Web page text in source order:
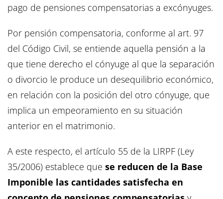
pago de pensiones compensatorias a excónyuges.
Por pensión compensatoria, conforme al art. 97
del Código Civil, se entiende aquella pensión a la
que tiene derecho el cónyuge al que la separación
o divorcio le produce un desequilibrio económico,
en relación con la posición del otro cónyuge, que
implica un empeoramiento en su situación
anterior en el matrimonio.
A este respecto, el artículo 55 de la LIRPF (Ley
35/2006) establece que se reducen de la Base
Imponible las cantidades satisfecha en